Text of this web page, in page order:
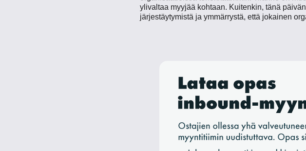
ylivaltaa myyjää kohtaan. Kuitenkin, tänä
järjestäytymistä ja ymmärrystä, että jokainen